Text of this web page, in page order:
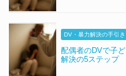
DV・暴力解決の手引き
配偶者のDVで子
解決の5ステップ